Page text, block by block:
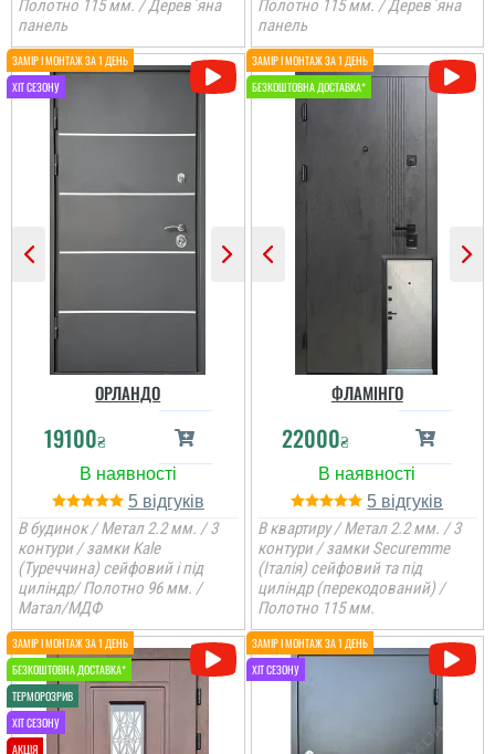
Устанавливали дверь в
подъезде после пожара.
до установки, 2 дня. Все
понравилось. Качество
До самих дверей, а
також швидкості і якості
встановлення питань
дверей, що ми з
чоловіком не зрозуміли,
що демонтують не
тільки зовнішні двері, а
й внутрішні...
Сергій
Якщо ви обираєте двері
Полотно 115 мм. / Дерев`яна
панель
Полотно 115 мм. / Дерев`яна
панель
ОРЛАНДО
19100₴
5
В будинок / Метал 2.2 мм. / 3
контури / замки Kale
(Туреччина) сейфовий і під
циліндр/ Полотно 96 мм. /
Матал/МДФ
ФЛАМІНГО
22000₴
5
В квартиру / Метал 2.2 мм. / 3
контури / замки Securemme
(Італія) сейфовий та під
циліндр (перекодований) /
Полотно 115 мм.